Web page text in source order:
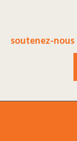
soutenez-nous